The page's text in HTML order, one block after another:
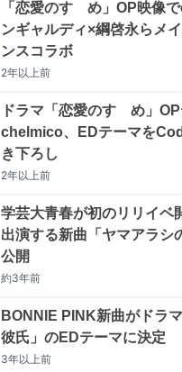
「恋愛のすゝめ」OP映像
ンギャルディ×綱啓永らメ
ンスコラボ
2年以上前
ドラマ「恋愛のすゝめ」
chelmico、EDテーマを
き下ろし
2年以上前
学芸大青春が初のリリイベ
出演する新曲「ヤマアラシ
公開
約3年前
BONNIE PINK新曲がドラ
彼氏」のEDテーマに決定
3年以上前